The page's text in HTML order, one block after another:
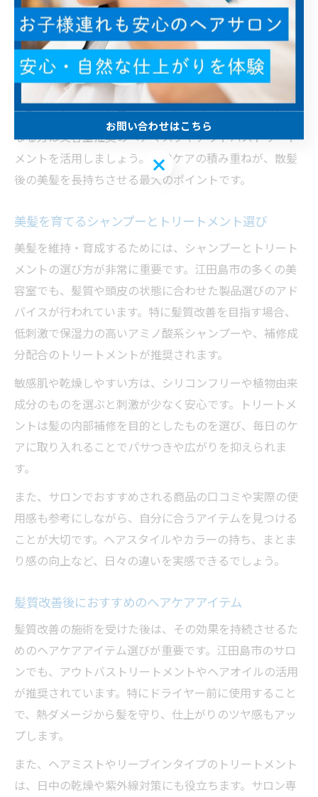
中心に塗布して5分程度放置しましょう。これにより、髪
内部の水分バランスが整い、しっとりとした質感を維持
できます。
また、髪の悩みに合わせて週1〜2回の集中ケアアイテム
を取り入れるのも効果的です。例えば、ダメージが気に
なる方は美容室推奨のヘアマスクやアウトバストリート
メントを活用しましょう。日常ケアの積み重ねが、散髪
後の美髪を長持ちさせる最大のポイントです。
美髪を育てるシャンプーとトリートメント選び
美髪を維持・育成するためには、シャンプーとトリート
メントの選び方が非常に重要です。江田島市の多くの美
容室でも、髪質や頭皮の状態に合わせた製品選びのアド
バイスが行われています。特に髪質改善を目指す場合、
低刺激で保湿力の高いアミノ酸系シャンプーや、補修成
分配合のトリートメントが推奨されます。
敏感肌や乾燥しやすい方は、シリコンフリーや植物由来
成分のものを選ぶと刺激が少なく安心です。トリートメ
ントは髪の内部補修を目的としたものを選び、毎日のケ
アに取り入れることでパサつきや広がりを抑えられま
す。
また、サロンでおすすめされる商品の口コミや実際の使
用感も参考にしながら、自分に合うアイテムを見つける
ことが大切です。ヘアスタイルやカラーの持ち、まとま
り感の向上など、日々の違いを実感できるでしょう。
髪質改善後におすすめのヘアケアアイテム
髪質改善の施術を受けた後は、その効果を持続させるた
めのヘアケアアイテム選びが重要です。江田島市のサロ
ンでも、アウトバストリートメントやヘアオイルの活用
が推奨されています。特にドライヤー前に使用すること
で、熱ダメージから髪を守り、仕上がりのツヤ感もアッ
プします。
また、ヘアミストやリーブインタイプのトリートメント
は、日中の乾燥や紫外線対策にも役立ちます。サロン専
お問い合わせはこちら
お問い合わせはこちら